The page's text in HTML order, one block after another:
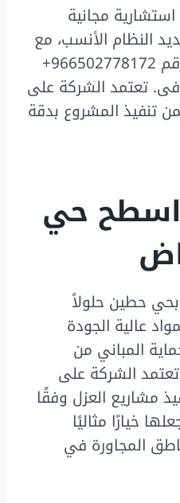
مجانية
النظام الأنسب، مع
إمكانية التواصل على الرقم 966502778172+
تعتمد الشركة على
تنفيذ المشروع بدقة
حي
حطين حلولاً
عالية الجودة
المباني من
تعتمد الشركة على
مشاريع العزل وفقًا
خيارًا مثاليًا
المجاورة في